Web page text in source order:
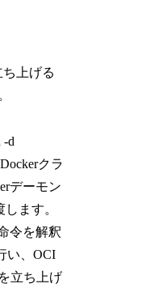
上げる
-d
クラ
デーモン
ます。
令を解釈
い、OCI
立ち上げ